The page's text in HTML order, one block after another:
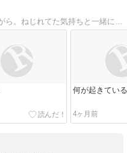
30代男性の日々悶々としたことがら。ねじれてた気持ちと一緒に海沿いを歩いたり
何が起きてい
4ヶ月前